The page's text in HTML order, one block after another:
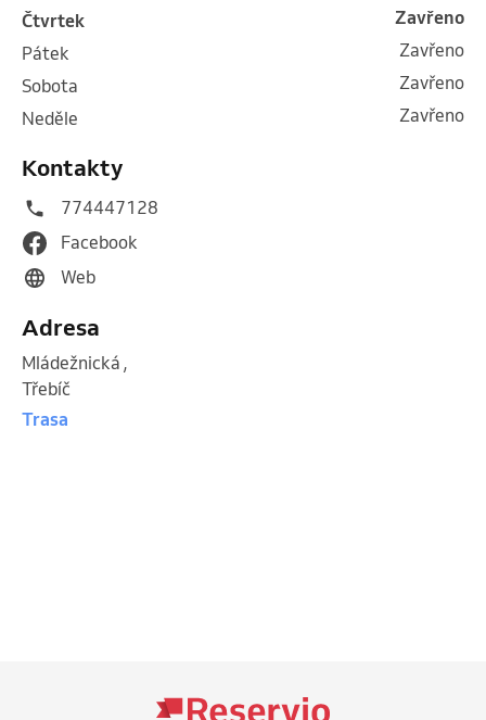
čtvrtek
Zavřeno
pátek
Zavřeno
sobota
Zavřeno
neděle
Zavřeno
Kontakty
774447128
Facebook
Web
Adresa
Mládežnická ,
Třebíč
Trasa